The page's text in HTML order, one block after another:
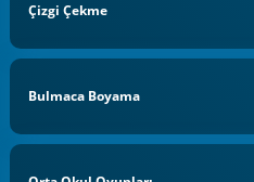
Çizgi Çekme
Bulmaca Boyama